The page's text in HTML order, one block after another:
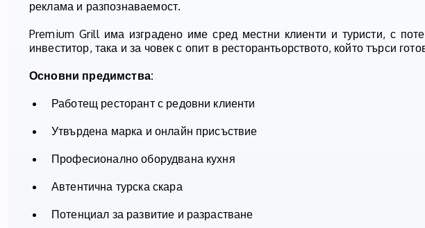
реклама и разпознаваемост.
Premium Grill има изградено име сред местни клиенти и туристи, с
инвеститор, така и за човек с опит в ресторантьорството, който търси
Основни предимства:
Работещ ресторант с редовни клиенти
Утвърдена марка и онлайн присъствие
Професионално оборудвана кухня
Автентична турска скара
Потенциал за развитие и разрастване